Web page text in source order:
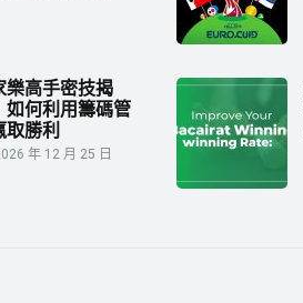
樂高手密技揭
如何利用籌碼管
取勝利
年 12 月 25 日